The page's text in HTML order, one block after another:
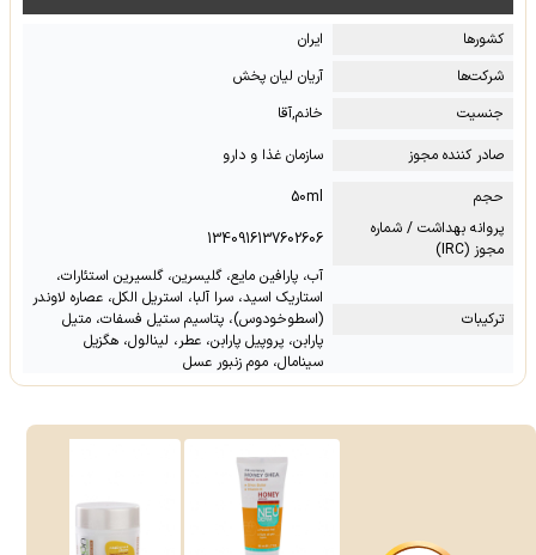
کشور‌ها
ایران
شرکت‌ها
آریان لیان پخش
جنسیت
خانم,آقا
صادر کننده مجوز
سازمان غذا و دارو
حجم
50ml
پروانه بهداشت / شماره
مجوز (IRC)
1340916137602606
ترکیبات
آب، پارافین مایع، گلیسرین، گلسیرین استئارات،
استاریک اسید، سرا آلبا، استریل الکل، عصاره لاوندر
(اسطوخودوس)، پتاسیم ستیل فسفات، متیل
پارابن، پروپیل پارابن، عطر، لینالول، هگزیل
سینامال، موم زنبور عسل